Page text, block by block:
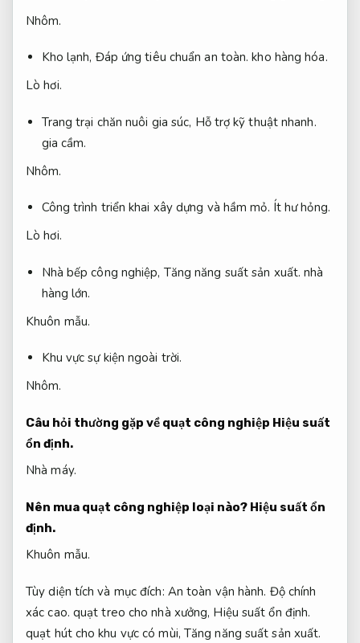
Nhôm.
Kho lạnh, Đáp ứng tiêu chuẩn an toàn. kho hàng hóa.
Lò hơi.
Trang trại chăn nuôi gia súc, Hỗ trợ kỹ thuật nhanh.
gia cầm.
Nhôm.
Công trình triển khai xây dựng và hầm mỏ. Ít hư hỏng.
Lò hơi.
Nhà bếp công nghiệp, Tăng năng suất sản xuất. nhà
hàng lớn.
Khuôn mẫu.
Khu vực sự kiện ngoài trời.
Nhôm.
Câu hỏi thường gặp về quạt công nghiệp Hiệu suất
ổn định.
Nhà máy.
Nên mua quạt công nghiệp loại nào? Hiệu suất ổn
định.
Khuôn mẫu.
Tùy diện tích và mục đích: An toàn vận hành. Độ chính
xác cao. quạt treo cho nhà xưởng, Hiệu suất ổn định.
quạt hút cho khu vực có mùi, Tăng năng suất sản xuất.